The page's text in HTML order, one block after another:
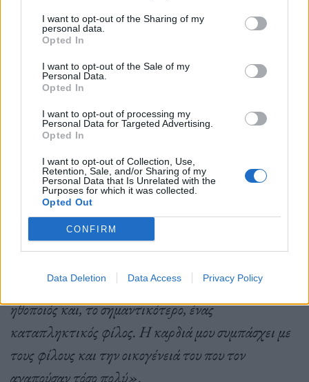
I want to opt-out of the Sharing of my
personal data.
Opted In
I want to opt-out of the Sale of my
Personal Data.
Opted In
I want to opt-out of processing my
Personal Data for Targeted Advertising.
Opted In
I want to opt-out of Collection, Use,
Retention, Sale, and/or Sharing of my
Personal Data that Is Unrelated with the
Purposes for which it was collected.
Opted Out
CONFIRM
Data Deletion Data Access Privacy Policy
A post shared by Maurice Benard (@mauricebenard)
είμαι συντετριμμένος. Ήταν ένας πολύ ταλαντούχος
ηθοποιός και, το σημαντικότερο, ένας
καταπληκτικός φίλος. Η καρδιά μου συμπάσχει με
τους φίλους και την οικογένειά του που τον
αγαπούσαν τόσο πολύ».